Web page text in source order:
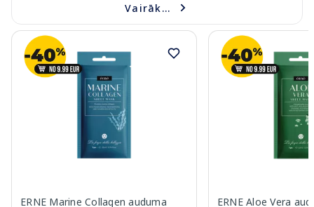
Vairāk...
ERNE Marine Collagen auduma ERNE Aloe Vera